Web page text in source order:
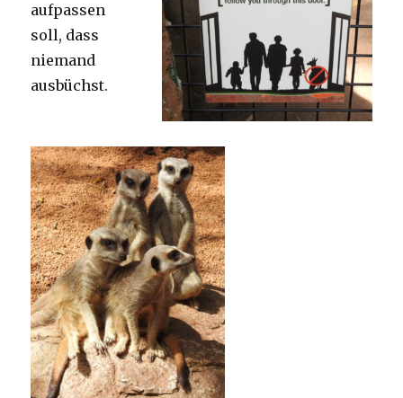
aufpassen
soll, dass
niemand
ausbüchst.